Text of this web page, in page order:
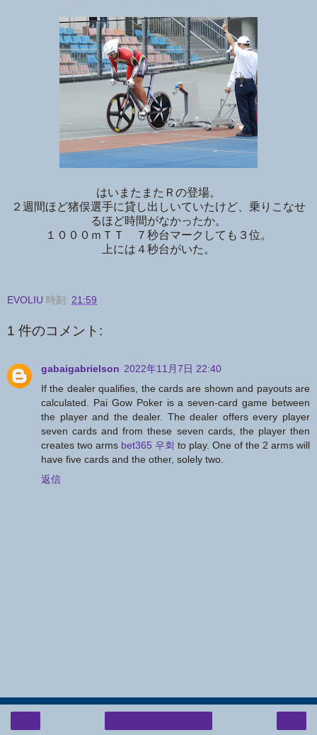
はいまたまたＲの登場。
２週間ほど猪俣選手に貸し出しいていたけど、乗りこなせ
るほど時間がなかったか。
１０００ｍＴＴ ７秒台マークしても３位。
上には４秒台がいた。
EVOLIU 時刻: 21:59
1 件のコメント:
gabaigabrielson 2022年11月7日 22:40
If the dealer qualifies, the cards are shown and payouts are
calculated. Pai Gow Poker is a seven-card game between
the player and the dealer. The dealer offers every player
seven cards and from these seven cards, the player then
creates two arms bet365 우회 to play. One of the 2 arms will
have five cards and the other, solely two.
返信